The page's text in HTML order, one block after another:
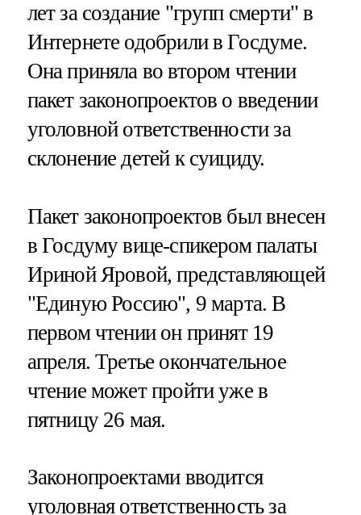
лет за создание "групп смерти" в
Интернете одобрили в Госдуме.
Она приняла во втором чтении
пакет законопроектов о введении
уголовной ответственности за
склонение детей к суициду.
Пакет законопроектов был внесен
в Госдуму вице-спикером палаты
Ириной Яровой, представляющей
"Единую Россию", 9 марта. В
первом чтении он принят 19
апреля. Третье окончательное
чтение может пройти уже в
пятницу 26 мая.
Законопроектами вводится
уголовная ответственность за